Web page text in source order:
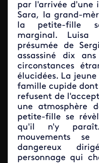
par l'arrivée d'une
Sara, la grand-
la petite-fille
marginal.
présumée de
assassiné dix
circonstances
élucidées. La
famille cupide
refusent de
une atmosphère
petite-fille se
qu'il n'y
mouvements
dangereux
personnage qui